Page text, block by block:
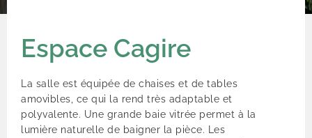
Espace Cagire
La salle est équipée de chaises et de tables
amovibles, ce qui la rend très adaptable et
polyvalente. Une grande baie vitrée permet à la
lumière naturelle de baigner la pièce. Les